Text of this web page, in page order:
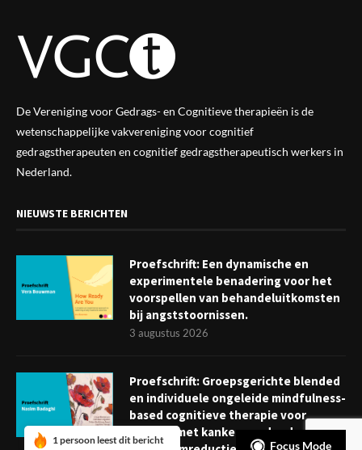
De Vereniging voor Gedrags- en Cognitieve therapieën is de
wetenschappelijke vakverenigingvoor cognitief
gedragstherapeuten en cognitief gedragstherapeutisch werkers in
Nederland.
NIEUWSTE BERICHTEN
Proefschrift: Een dynamische en
experimentele benadering voor het
voorspellen van behandeluitkomsten
bij angststoornissen.
3 augustus 2026
Proefschrift: Groepsgerichte blended
en individuele ongeleide mindfulness-
based cognitieve therapie voor
mensen met kanker: verder dan
Focus Mode
1 persoon leest dit bericht